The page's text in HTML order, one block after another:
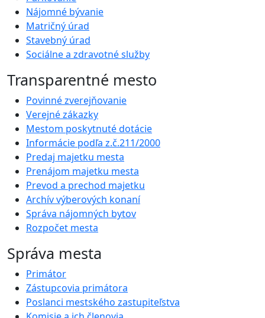
Nájomné bývanie
Matričný úrad
Stavebný úrad
Sociálne a zdravotné služby
Transparentné mesto
Povinné zverejňovanie
Verejné zákazky
Mestom poskytnuté dotácie
Informácie podľa z.č.211/2000
Predaj majetku mesta
Prenájom majetku mesta
Prevod a prechod majetku
Archív výberových konaní
Správa nájomných bytov
Rozpočet mesta
Správa mesta
Primátor
Zástupcovia primátora
Poslanci mestského zastupiteľstva